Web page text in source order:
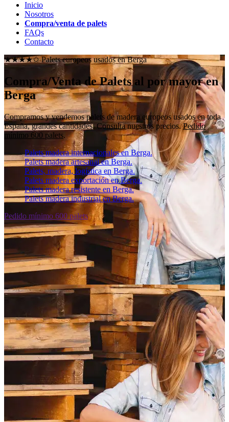
Inicio
Nosotros
Compra/venta de palets
FAQs
Contacto
★★★★✩ Palets europeos usados enBerga
Compra/Venta de Palets al por mayor en
Berga
Compramos y vendemos palets de madera europeos usados en toda
España, grandes cantidades. Consulta nuestros precios.Pedido
mínimo 600 palets.
Palets madera internacionales en Berga.
Palets madera artesanal en Berga.
Palets, madera, logística en Berga.
Palets madera exportación en Berga.
Palets madera resistente en Berga.
Palets madera industrial en Berga.
Pedido mínimo 600 palets